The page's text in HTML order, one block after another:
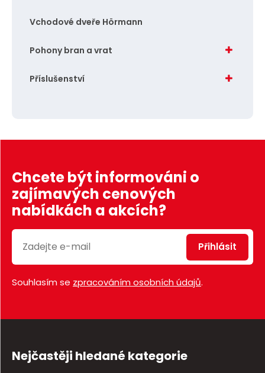
Vchodové dveře Hörmann
Pohony bran a vrat
Příslušenství
Chcete být informováni o
zajímavých cenových
nabídkách a akcích?
Přihlásit
Souhlasím se zpracováním osobních údajů.
Nejčastěji hledané kategorie